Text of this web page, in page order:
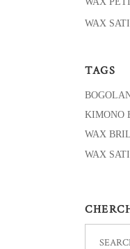
WAX
TAGS
KIMONO
WAX
WAX